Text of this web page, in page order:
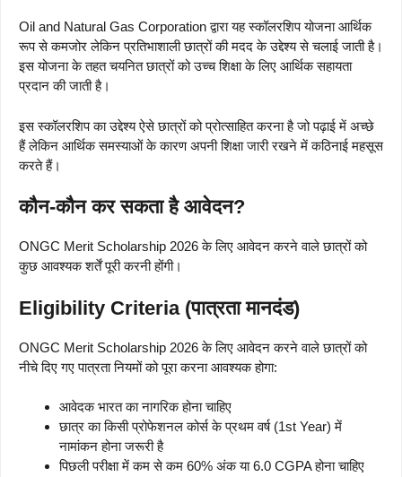
Oil and Natural Gas Corporation द्वारा यह स्कॉलरशिप योजना आर्थिक
रूप से कमजोर लेकिन प्रतिभाशाली छात्रों की मदद के उद्देश्य से चलाई जाती है।
इस योजना के तहत चयनित छात्रों को उच्च शिक्षा के लिए आर्थिक सहायता
प्रदान की जाती है।
इस स्कॉलरशिप का उद्देश्य ऐसे छात्रों को प्रोत्साहित करना है जो पढ़ाई में अच्छे
हैं लेकिन आर्थिक समस्याओं के कारण अपनी शिक्षा जारी रखने में कठिनाई महसूस
करते हैं।
कौन-कौन कर सकता है आवेदन?
ONGC Merit Scholarship 2026 के लिए आवेदन करने वाले छात्रों को
कुछ आवश्यक शर्तें पूरी करनी होंगी।
Eligibility Criteria (पात्रता मानदंड)
ONGC Merit Scholarship 2026 के लिए आवेदन करने वाले छात्रों को
नीचे दिए गए पात्रता नियमों को पूरा करना आवश्यक होगा:
आवेदक भारत का नागरिक होना चाहिए
छात्र का किसी प्रोफेशनल कोर्स के प्रथम वर्ष (1st Year) में
नामांकन होना जरूरी है
पिछली परीक्षा में कम से कम 60% अंक या 6.0 CGPA होना चाहिए